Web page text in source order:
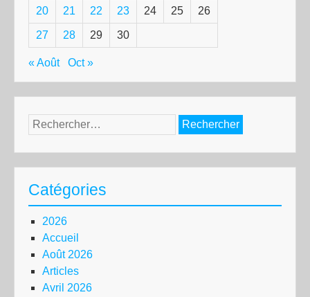
20 21 22 23 24 25 26
27 28 29 30
« Août Oct »
Rechercher :
Catégories
2026
Accueil
Août 2026
Articles
Avril 2026